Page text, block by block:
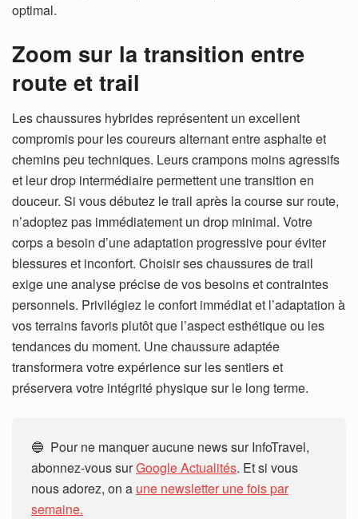
optimal.
Zoom sur la transition entre
route et trail
Les chaussures hybrides représentent un excellent
compromis pour les coureurs alternant entre asphalte et
chemins peu techniques. Leurs crampons moins agressifs
et leur drop intermédiaire permettent une transition en
douceur. Si vous débutez le trail après la course sur route,
n’adoptez pas immédiatement un drop minimal. Votre
corps a besoin d’une adaptation progressive pour éviter
blessures et inconfort. Choisir ses chaussures de trail
exige une analyse précise de vos besoins et contraintes
personnels. Privilégiez le confort immédiat et l’adaptation à
vos terrains favoris plutôt que l’aspect esthétique ou les
tendances du moment. Une chaussure adaptée
transformera votre expérience sur les sentiers et
préservera votre intégrité physique sur le long terme.
🔵 Pour ne manquer aucune news sur InfoTravel,
abonnez-vous surGoogle Actualités. Et si vous
nous adorez, on a une newsletter une fois par
semaine.